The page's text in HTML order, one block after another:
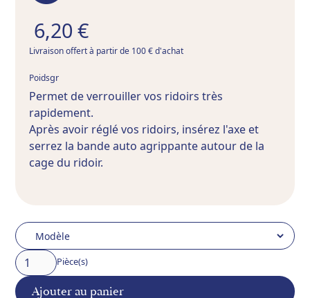
6,20 €
Livraison offert à partir de 100 € d'achat
Poidsgr
Permet de verrouiller vos ridoirs très
rapidement.
Après avoir réglé vos ridoirs, insérez l'axe et
serrez la bande auto agrippante autour de la
cage du ridoir.
Pièce(s)